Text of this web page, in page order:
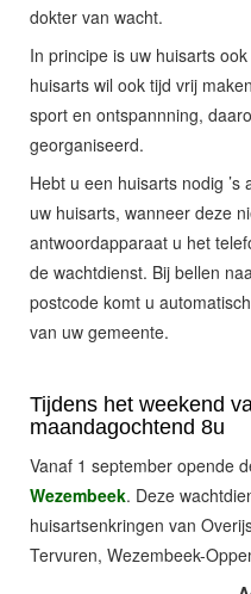
dokter van wacht.
In principe is uw huisarts
huisarts wil ook tijd vrij
sport en ontspannning,
georganiseerd.
Hebt u een huisarts nodig ’s
uw huisarts, wanneer deze
antwoordapparaat u het
de wachtdienst. Bij bellen
postcode komt u
van uw gemeente.
Tijdens het weekend
maandagochtend 8u
Vanaf 1 september opende
Wezembeek. Deze
huisartsenkringen van
Tervuren, Wezembeek-